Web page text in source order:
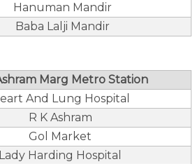
Hanuman Mandir
Baba Lalji Mandir
Marg Metro Station
And Lung Hospital
R K Ashram
Gol Market
Lady Harding Hospital